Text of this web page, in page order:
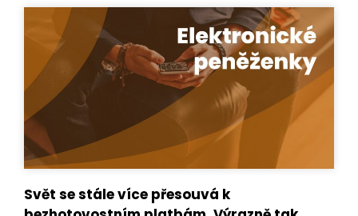
Svět se stále více přesouvá k